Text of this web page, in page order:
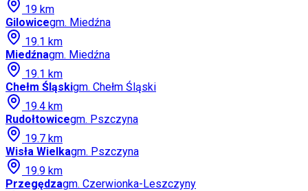
19 km
Gilowicegm. Miedźna
19.1 km
Miedźnagm. Miedźna
19.1 km
Chełm Śląskigm. Chełm Śląski
19.4 km
Rudołtowicegm. Pszczyna
19.7 km
Wisła Wielkagm. Pszczyna
19.9 km
Przegędzagm. Czerwionka-Leszczyny